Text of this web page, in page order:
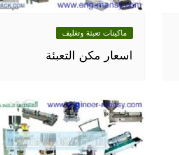
ماكينات تعبئة وتغليف
اسعار مكن التعبئة